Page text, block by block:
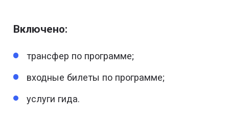
Включено:
трансфер по программе;
входные билеты по программе;
услуги гида.